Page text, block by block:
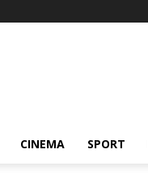
CINEMA SPORT